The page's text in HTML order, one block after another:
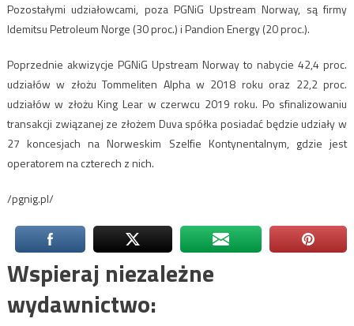
Pozostałymi udziałowcami, poza PGNiG Upstream Norway, są firmy
Idemitsu Petroleum Norge (30 proc.) i Pandion Energy (20 proc.).
Poprzednie akwizycje PGNiG Upstream Norway to nabycie 42,4 proc.
udziałów w złożu Tommeliten Alpha w 2018 roku oraz 22,2 proc.
udziałów w złożu King Lear w czerwcu 2019 roku. Po sfinalizowaniu
transakcji związanej ze złożem Duva spółka posiadać będzie udziały w
27 koncesjach na Norweskim Szelfie Kontynentalnym, gdzie jest
operatorem na czterech z nich.
/pgnig.pl/
Wspieraj niezależne
wydawnictwo: